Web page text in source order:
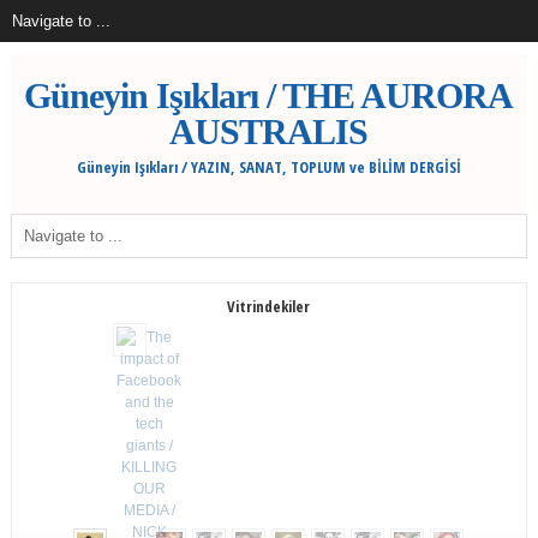
Güneyin Işıkları / THE AURORA
AUSTRALIS
Güneyin Işıkları / YAZIN, SANAT, TOPLUM ve BİLİM DERGİSİ
Vitrindekiler